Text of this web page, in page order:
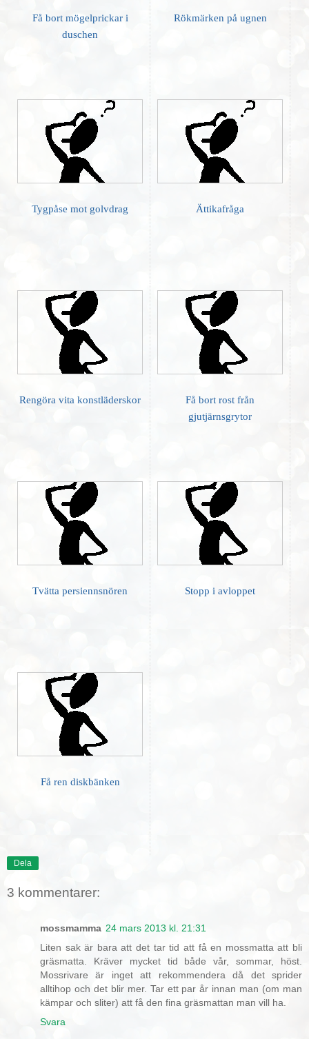
Få bort mögelprickar i
duschen
Rökmärken på ugnen
Tygpåse mot golvdrag Ättikafråga
Rengöra vita konstläderskor
Få bort rost från
gjutjärnsgrytor
Tvätta persiennsnören Stopp i avloppet
Få ren diskbänken
Dela
3 kommentarer:
mossmamma 24 mars 2013 kl. 21:31
Liten sak är bara att det tar tid att få en mossmatta att bli
gräsmatta. Kräver mycket tid både vår, sommar, höst.
Mossrivare är inget att rekommendera då det sprider
alltihop och det blir mer. Tar ett par år innan man (om man
kämpar och sliter) att få den fina gräsmattan man vill ha.
Svara